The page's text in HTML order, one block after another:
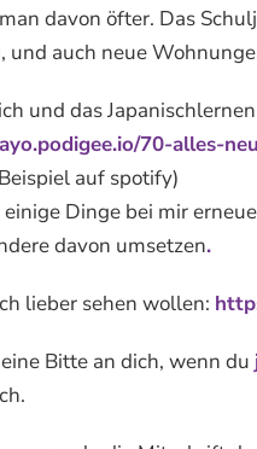
davon öfter. Das
und auch neue
und das
70-alles-
auf spotify)
Dinge bei mir
davon umsetzen.
lieber sehen wollen:
Bitte an dich, wenn du